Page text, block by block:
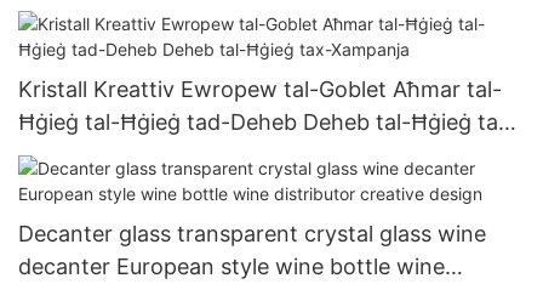
Champagne Ħġieġ 200ml-500ml
Kristall Kreattiv Ewropew tal-Goblet Aħmar tal-
Ħġieġ tal-Ħġieġ tad-Deheb Deheb tal-Ħġieġ tax-
Xampanja
Decanter glass transparent crystal glass wine
decanter European style wine bottle wine